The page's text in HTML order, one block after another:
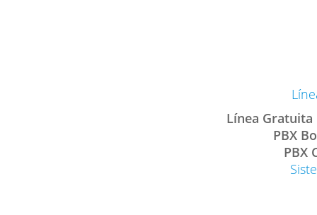
Línea Gratuita
PBX
PBX